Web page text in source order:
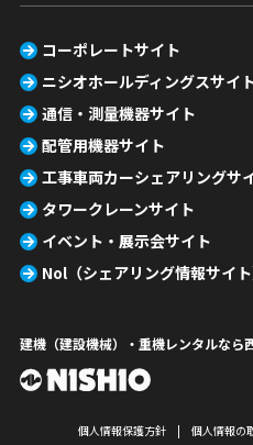
コーポレートサイト
ニシオホールディングスサイ
通信・測量機器サイト
配管用機器サイト
工事車両カーシェアリングサ
タワークレーンサイト
イベント・展示会サイト
Nol（シェアリング情報サイト
建機（建設機械）・重機レンタルなら
個人情報保護方針 個人情報の